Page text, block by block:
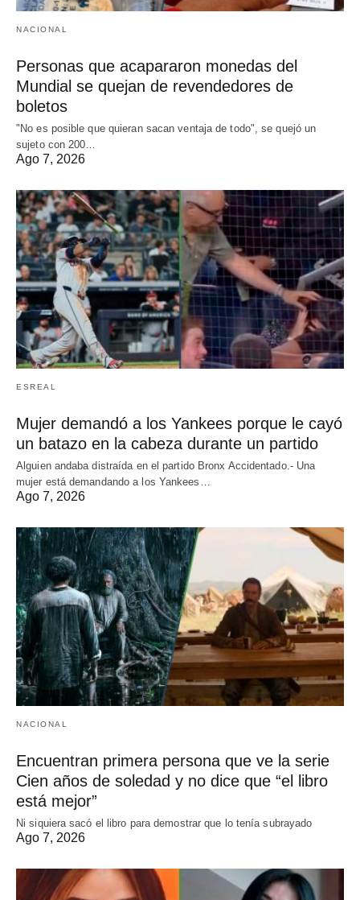
NACIONAL
Personas que acapararon monedas del
Mundial se quejan de revendedores de
boletos
"No es posible que quieran sacan ventaja de todo", se quejó un
sujeto con 200…
Ago 7, 2026
ESREAL
Mujer demandó a los Yankees porque le cayó
un batazo en la cabeza durante un partido
Alguien andaba distraída en el partido Bronx Accidentado.- Una
mujer está demandando a los Yankees…
Ago 7, 2026
NACIONAL
Encuentran primera persona que ve la serie
Cien años de soledad y no dice que “el libro
está mejor”
Ni siquiera sacó el libro para demostrar que lo tenía subrayado
Ago 7, 2026